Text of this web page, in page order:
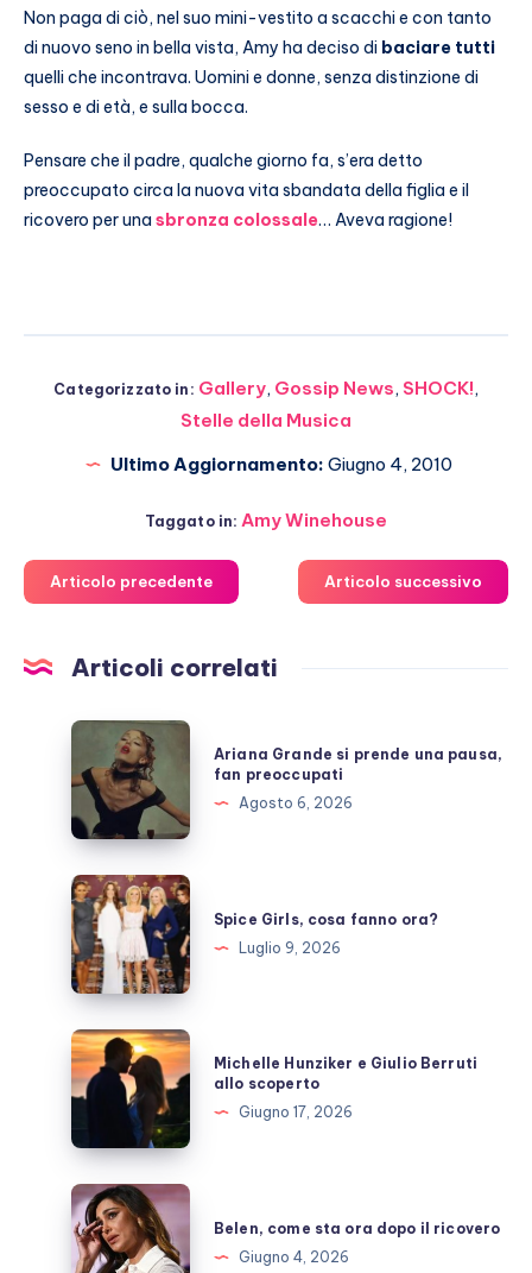
Non paga di ciò, nel suo mini-vestito a scacchi e con tanto
di nuovo seno in bella vista, Amy ha deciso di baciare tutti
quelli che incontrava. Uomini e donne, senza distinzione di
sesso e di età, e sulla bocca.
Pensare che il padre, qualche giorno fa, s’era detto
preoccupato circa la nuova vita sbandata della figlia e il
ricovero per una sbronza colossale… Aveva ragione!
Categorizzato in: Gallery, Gossip News, SHOCK!,
Stelle della Musica
Ultimo Aggiornamento: Giugno 4, 2010
Taggato in: Amy Winehouse
Articolo precedente Articolo successivo
Articoli correlati
Ariana
Grande
si
prende
una
pausa,
fan
preoccupati
Ariana Grande si prende una pausa,
fan preoccupati
Agosto 6, 2026
Spice
Girls,
cosa
fanno
ora?
Spice Girls, cosa fanno ora?
Luglio 9, 2026
Michelle
Hunziker
e
Berruti
allo
scoperto
Michelle Hunziker e Giulio Berruti
allo scoperto
Giugno 17, 2026
Belen,
come
sta
Belen, come sta ora dopo il ricovero
Giugno 4, 2026